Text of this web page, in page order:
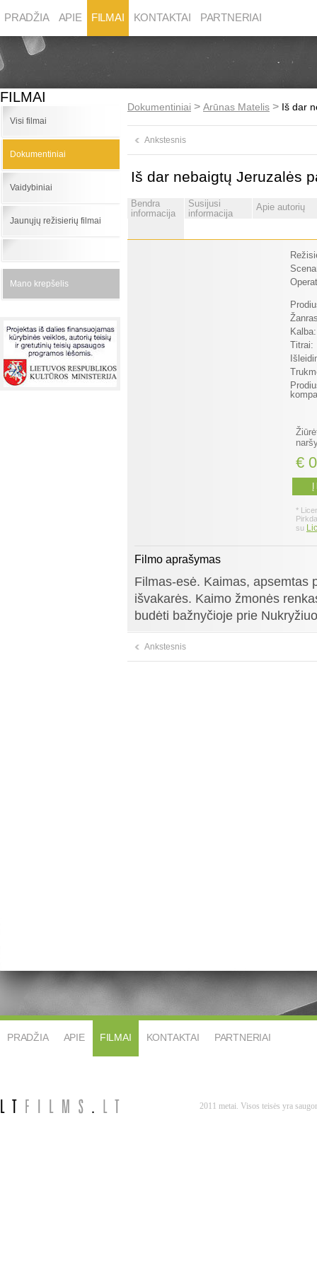
PRADŽIA APIE FILMAI KONTAKTAI PARTNERIAI
FILMAI
Visi filmai
Dokumentiniai
Vaidybiniai
Jaunųjų režisierių filmai
Mano krepšelis
Dokumentiniai > Arūnas Matelis > Iš dar
Ankstesnis
Iš dar nebaigtų Jeruzalės
Bendra
informacija
Susijusi
informacija
Apie autorių
Kalba:
Titrai:
€
*
su
Filmo aprašymas
Filmas-esė. Kaimas, apsemtas
išvakarės. Kaimo žmonės
budėti bažnyčioje prie
Ankstesnis
PRADŽIA APIE FILMAI KONTAKTAI PARTNERIAI
2011 metai. Visos teisės yra